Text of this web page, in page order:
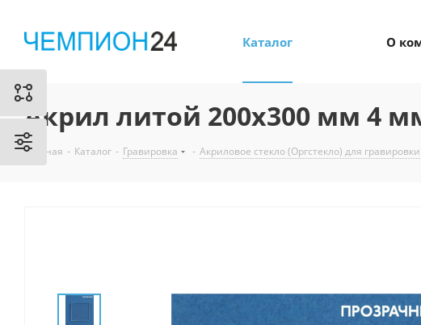
Каталог О
Акрил литой 200х300 мм 4
Главная - Каталог - Гравировка - Акриловое стекло (Оргстекло) для гравировки